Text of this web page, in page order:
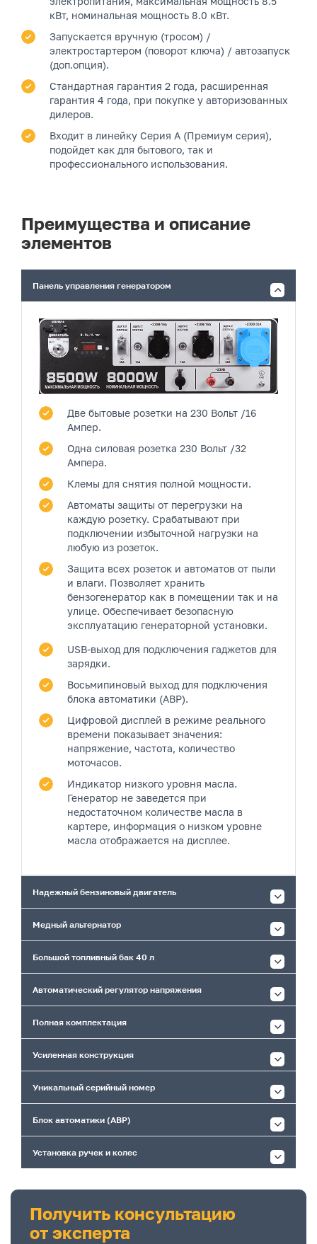
кВт, номинальная мощность 8.0 кВт.
Запускается вручную (тросом) /
электростартером (поворот ключа) / автозапуск
(доп.опция).
Стандартная гарантия 2 года, расширенная
гарантия 4 года, при покупке у авторизованных
дилеров.
Входит в линейку Серия A (Премиум серия),
подойдет как для бытового, так и
профессионального использования.
Преимущества и описание
элементов
Панель управления генератором
Две бытовые розетки на 230 Вольт /16
Ампер.
Одна силовая розетка 230 Вольт /32
Ампера.
Клемы для снятия полной мощности.
Автоматы защиты от перегрузки на
каждую розетку. Срабатывают при
подключении избыточной нагрузки на
любую из розеток.
Защита всех розеток и автоматов от пыли
и влаги. Позволяет хранить
бензогенератор как в помещении так и на
улице. Обеспечивает безопасную
эксплуатацию генераторной установки.
USB-выход для подключения гаджетов для
зарядки.
Восьмипиновый выход для подключения
блока автоматики (АВР).
Цифровой дисплей в режиме реального
времени показывает значения:
напряжение, частота, количество
моточасов.
Индикатор низкого уровня масла.
Генератор не заведется при
недостаточном количестве масла в
картере, информация о низком уровне
масла отображается на дисплее.
Надежный бензиновый двигатель
Медный альтернатор
Большой топливный бак 40 л
Автоматический регулятор напряжения
Полная комплектация
Усиленная конструкция
Уникальный серийный номер
Блок автоматики (АВР)
Установка ручек и колес
Получить консультацию
от эксперта